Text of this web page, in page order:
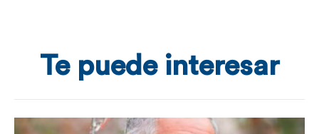
Te puede interesar